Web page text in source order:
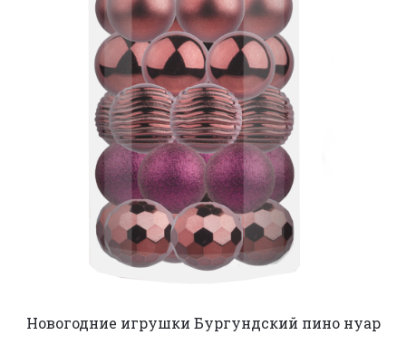
Новогодние игрушки Бургундский пино нуар